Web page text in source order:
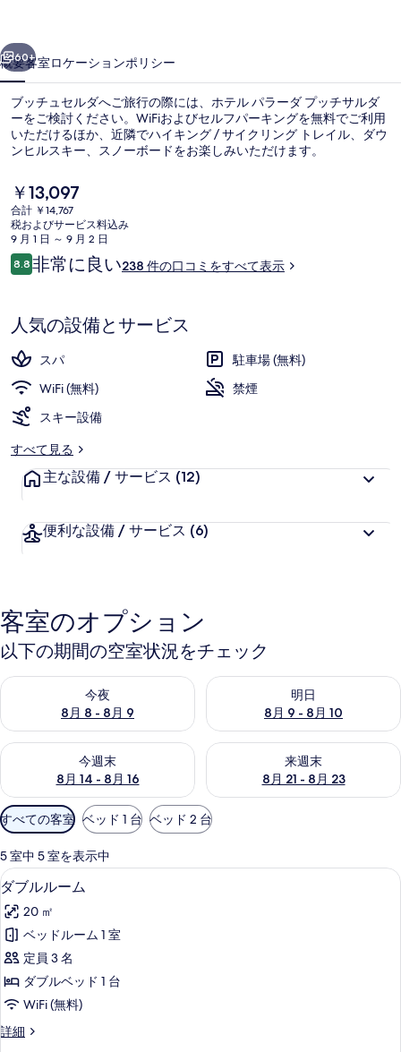
プ
ッ
チ
サ
ダ
ー
の
真
ギ
ャ
ラ
リ
ー
次へ
60+
概要客室ロケーションポリシー
ブッチュセルダへご旅行の際には、ホテル パラーダ プッチサルダ
ーをご検討ください。WiFiおよびセルフパーキングを無料でご利用
いただけるほか、近隣でハイキング / サイクリング トレイル、ダウ
ンヒルスキー、スノーボードをお楽しみいただけます。
現
在
の
料
金
は
す
￥13,097
合計 ￥14,767
税およびサービス料込み
9 月 1 日 ～ 9 月 2 日
口
コ
8.810段階中8.8
非常に良い238 件の口コミをすべて表示
人気の設備とサービス
スパ
駐車場 (無料)
WiFi (無料)
禁煙
スキー設備
すべて見る
主な設備 / サービス (12)
便利な設備 / サービス (6)
客室のオプション
以下の期間の空室状況をチェック
今夜
8月 8 - 8月 9
今夜 8月 8 - 8月 9 の空室状況をチェック
明日
8月 9 - 8月 10
明日 8月 9 - 8月 10 の空室状
今週末
8月 14 - 8月 16
今週末 8月 14 - 8月 16 の空室状況をチェック
来週末
8月 21 - 8月 23
来週末 8月 21 - 8月 23 の空室
利
用
可
能
な
客
室
の
り
込
み
すべての客室 ベッド 1 台 ベッド 2 台
5 室中 5 室を表示中
ダ
ブ
ル
ル
ー
ム
す
ダブルルーム | 高級寝具、セーフテ
4
ダブルルーム
20 ㎡
ベッドルーム 1 室
定員 3 名
ダブルベッド 1 台
WiFi (無料)
詳細
ダ